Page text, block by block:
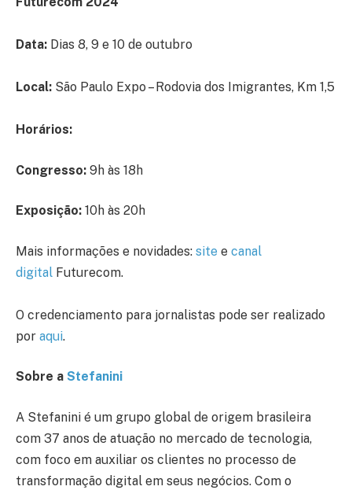
Data: Dias 8, 9 e 10 de outubro
Local: São Paulo Expo – Rodovia dos Imigrantes, Km 1,5
Horários:
Congresso: 9h às 18h
Exposição: 10h às 20h
Mais informações e novidades: site e canal
digital Futurecom.
O credenciamento para jornalistas pode ser realizado
por aqui.
Sobre a Stefanini
A Stefanini é um grupo global de origem brasileira
com 37 anos de atuação no mercado de tecnologia,
com foco em auxiliar os clientes no processo de
transformação digital em seus negócios. Com o